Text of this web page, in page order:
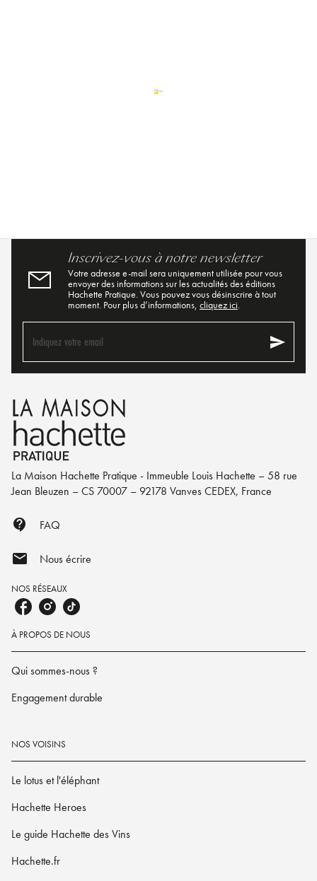
Inscrivez-vous à notre newsletter
Votre adresse e-mail sera uniquement utilisée pour vous
envoyer des informations sur les actualités des éditions
Hachette Pratique. Vous pouvez vous désinscrire à tout
moment. Pour plus d’informations, cliquez ici.
Indiquez votre email send
La Maison Hachette Pratique - Immeuble Louis Hachette – 58 rue
Jean Bleuzen – CS 70007 – 92178 Vanves CEDEX, France
contact_support FAQ
mail Nous écrire
NOS RÉSEAUX
À PROPOS DE NOUS
Qui sommes-nous ?
Engagement durable
NOS VOISINS
Le lotus et l'éléphant
Hachette Heroes
Le guide Hachette des Vins
Hachette.fr